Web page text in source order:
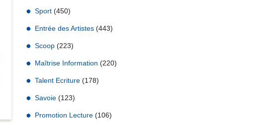
Sport (450)
Entrée des Artistes (443)
Scoop (223)
Maîtrise Information (220)
Talent Ecriture (178)
Savoie (123)
Promotion Lecture (106)